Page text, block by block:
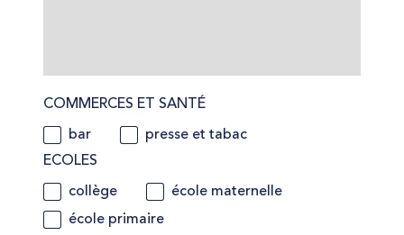
COMMERCES ET SANTÉ
bar
presse et tabac
ECOLES
collège
école maternelle
école primaire